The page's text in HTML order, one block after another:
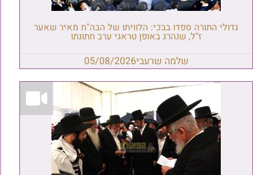
גדולי התורה ספדו בבכי: הלוויתו של הבה"ח מאיר שאער
ז"ל, שנהרג באופן טראגי ערב חתונתו
שלמה שרעבי05/08/2026